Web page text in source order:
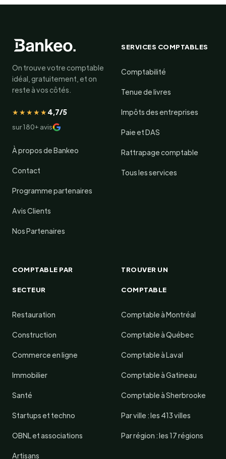
On trouve votre comptable
idéal, gratuitement, et on
reste à vos côtés.
★★★★★4,7/5
sur 180+ avis
À propos de Bankeo
Contact
Programme partenaires
Avis Clients
Nos Partenaires
SERVICES COMPTABLES
Comptabilité
Tenue de livres
Impôts des entreprises
Paie et DAS
Rattrapage comptable
Tous les services
COMPTABLE PAR
SECTEUR
Restauration
Construction
Commerce en ligne
Immobilier
Santé
Startups et techno
OBNL et associations
Artisans
TROUVER UN
COMPTABLE
Comptable à Montréal
Comptable à Québec
Comptable à Laval
Comptable à Gatineau
Comptable à Sherbrooke
Par ville : les 413 villes
Par région : les 17 régions